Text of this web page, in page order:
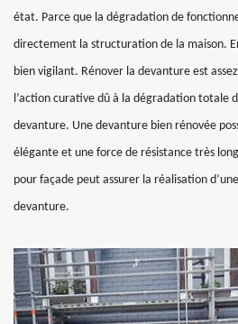
état. Parce que la dégradation de
directement la structuration de la maison.
bien vigilant. Rénover la devanture est
l’action curative dû à la dégradation totale
devanture. Une devanture bien rénovée
élégante et une force de résistance très
pour façade peut assurer la réalisation
devanture.